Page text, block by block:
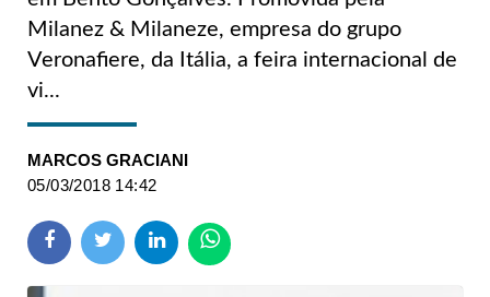
Milanez & Milaneze, empresa do grupo
Veronafiere, da Itália, a feira internacional de
vi...
MARCOS GRACIANI
05/03/2018 14:42